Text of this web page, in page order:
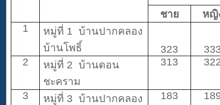
ชาย
หญิ
1
หมู่ที่ 1 บ้านปากคลอง
บ้านโพธิ์
323
2
หมู่ที่ 2 บ้านดอน
ชะคราม
313
3
หมู่ที่ 3 บ้านปากคลอง
183